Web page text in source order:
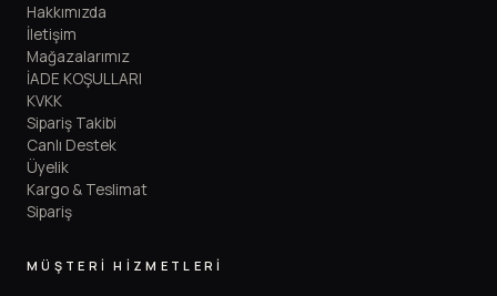
Hakkımızda
İletişim
Mağazalarımız
İADE KOŞULLARI
KVKK
Sipariş Takibi
Canlı Destek
Üyelik
Kargo & Teslimat
Sipariş
MÜŞTERİ HİZMETLERİ